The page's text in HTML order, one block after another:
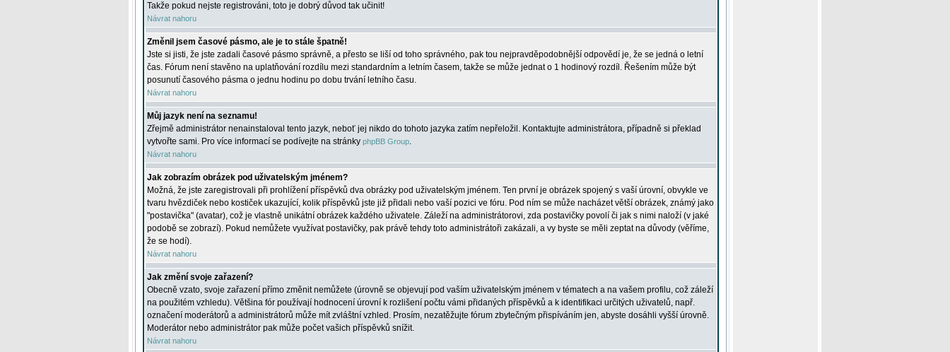
Takže pokud nejste registrováni, toto je dobrý důvod tak učinit!
Návrat nahoru
Změnil jsem časové pásmo, ale je to stále špatně!
Jste si jisti, že jste zadali časové pásmo správně, a přesto se liší od toho správného, pak tou nejpravděpodobnější odpovědí je, že se jedná o letní
čas. Fórum není stavěno na uplatňování rozdílu mezi standardním a letním časem, takže se může jednat o 1 hodinový rozdíl. Řešením může být
posunutí časového pásma o jednu hodinu po dobu trvání letního času.
Návrat nahoru
Můj jazyk není na seznamu!
Zřejmě administrátor nenainstaloval tento jazyk, neboť jej nikdo do tohoto jazyka zatím nepřeložil. Kontaktujte administrátora, případně si překlad
vytvořte sami. Pro více informací se podívejte na stránky phpBB Group.
Návrat nahoru
Jak zobrazím obrázek pod uživatelským jménem?
Možná, že jste zaregistrovali při prohlížení příspěvků dva obrázky pod uživatelským jménem. Ten první je obrázek spojený s vaší úrovní, obvykle ve
tvaru hvězdiček nebo kostiček ukazující, kolik příspěvků jste již přidali nebo vaší pozici ve fóru. Pod ním se může nacházet větší obrázek, známý jako
"postavička" (avatar), což je vlastně unikátní obrázek každého uživatele. Záleží na administrátorovi, zda postavičky povolí či jak s nimi naloží (v jaké
podobě se zobrazí). Pokud nemůžete využívat postavičky, pak právě tehdy toto administrátoři zakázali, a vy byste se měli zeptat na důvody (věříme,
že se hodí).
Návrat nahoru
Jak změní svoje zařazení?
Obecně vzato, svoje zařazení přímo změnit nemůžete (úrovně se objevují pod vaším uživatelským jménem v tématech a na vašem profilu, což záleží
na použitém vzhledu). Většina fór používají hodnocení úrovní k rozlišení počtu vámi přidaných příspěvků a k identifikaci určitých uživatelů, např.
označení moderátorů a administrátorů může mít zvláštní vzhled. Prosím, nezatěžujte fórum zbytečným přispíváním jen, abyste dosáhli vyšší úrovně.
Moderátor nebo administrátor pak může počet vašich příspěvků snížit.
Návrat nahoru